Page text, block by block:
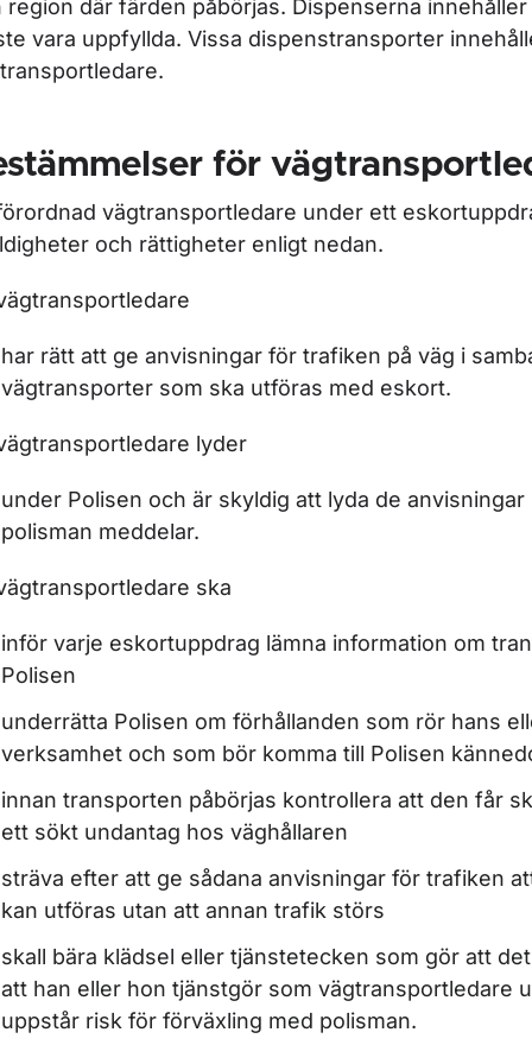
Taxitrafik
Färdskrivare
Vägarbetstid
Biluthyrning
region där färden påbörjas. Dispenserna
vara uppfyllda. Vissa dispenstransporter
för
vägtransportledare under ett
och rättigheter enligt nedan.
har rätt att ge anvisningar för trafiken på väg i
vägtransporter som ska utföras med eskort.
lyder
under Polisen och är skyldig att lyda de anvisningar
polisman meddelar.
ska
inför varje eskortuppdrag lämna information om
Polisen
underrätta Polisen om förhållanden som rör hans
verksamhet och som bör komma till Polisen
innan transporten påbörjas kontrollera att den får
ett sökt undantag hos väghållaren
sträva efter att ge sådana anvisningar för trafiken
kan utföras utan att annan trafik störs
skall bära klädsel eller tjänstetecken som gör att
att han eller hon tjänstgör som vägtransportledare
uppstår risk för förväxling med polisman.